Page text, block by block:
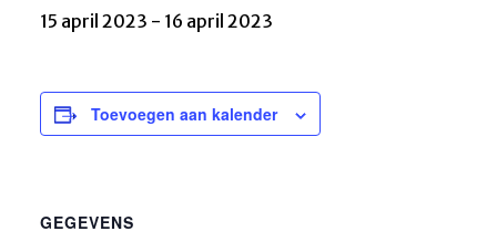
15 april 2023 - 16 april 2023
Toevoegen aan kalender
GEGEVENS